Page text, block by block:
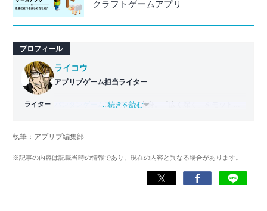
クラフトゲームアプリ
プロフィール
ライター
ライコウ
アプリブゲーム担当ライター
バンタンゲームアカデミー 出身。「広く深く」をモットー
ゲームだけでも1,000本以上。ゲーム開発者を目指した経験
くして面白さを引き出し、人々に伝えるためゲームライタ
...続きを読む
執筆：アプリブ編集部
※記事の内容は記載当時の情報であり、現在の内容と異なる場合があります。